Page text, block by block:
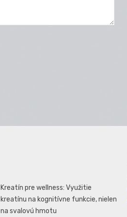
Kreatín pre wellness: Využitie
kreatínu na kognitívne funkcie, nielen
na svalovú hmotu